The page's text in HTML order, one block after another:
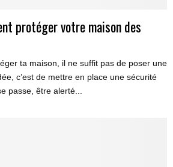
protéger votre maison des
ta maison, il ne suffit pas de poser une
c’est de mettre en place une sécurité
passe, être alerté...